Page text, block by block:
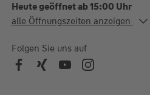
Heute geöffnet ab 15:00 Uhr
Alle Öffnungszeiten
Fr.
Weitere Termine auch
alle Öffnungszeiten anzeigen
Folgen Sie uns auf